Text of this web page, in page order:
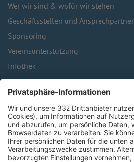
Wer wir sind & wofür wir stehen
Geschäftsstellen und Ansprechpartner
Sponsoring
Vereinsunterstützung
Infothek
Kontakt
HÄUFIG BESUCHTE SEITEN
Pässe und Vereinswechsel
Trainerausbildung
Schulungsangebot Vereinsmitarbeiter